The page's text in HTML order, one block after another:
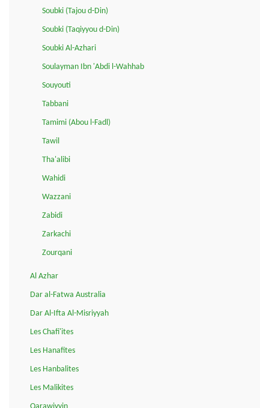
Soubki (Tajou d-Din)
Soubki (Taqiyyou d-Din)
Soubki Al-Azhari
Soulayman Ibn 'Abdi l-Wahhab
Souyouti
Tabbani
Tamimi (Abou l-Fadl)
Tawil
Tha'alibi
Wahidi
Wazzani
Zabidi
Zarkachi
Zourqani
Al Azhar
Dar al-Fatwa Australia
Dar Al-Ifta Al-Misriyyah
Les Chafi'ites
Les Hanafites
Les Hanbalites
Les Malikites